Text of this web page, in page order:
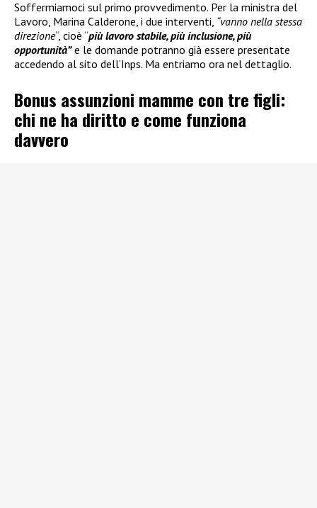
Soffermiamoci sul primo provvedimento. Per la ministra del
Lavoro, Marina Calderone, i due interventi, “vanno nella stessa
direzione“, cioè “più lavoro stabile, più inclusione, più
opportunità”e le domande potranno già essere presentate
accedendo al sito dell’Inps. Ma entriamo ora nel dettaglio.
Bonus assunzioni mamme con tre figli:
chi ne ha diritto e come funziona
davvero